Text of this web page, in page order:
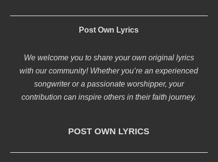
Post Own Lyrics
We welcome you to share your own original lyrics
with our community! Whether you’re an experienced
songwriter or a passionate worshipper, your
contribution can inspire others in their faith journey.
POST OWN LYRICS